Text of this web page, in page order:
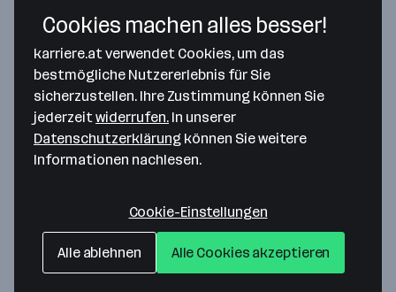
Bitte stimme unseren Cookie-
Richtlinien zu, um diese Karte
anzuzeigen.
Cookies machen alles besser!
karriere.at verwendet Cookies, um das
bestmögliche Nutzererlebnis für Sie
sicherzustellen. Ihre Zustimmung können Sie
jederzeitwiderrufen. In unserer
Datenschutzerklärung können Sie weitere
Informationen nachlesen.
Cookie-Einstellungen
Alle ablehnen Alle Cookies akzeptieren